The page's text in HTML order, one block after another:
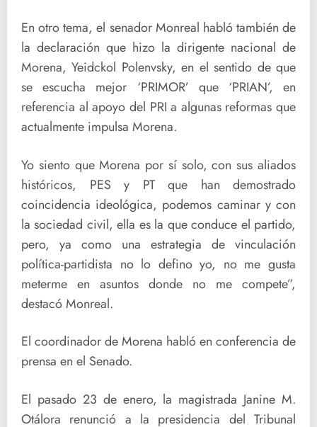
En otro tema, el senador Monreal habló también de
la declaración que hizo la dirigente nacional de
Morena, Yeidckol Polenvsky, en el sentido de que
se escucha mejor ‘PRIMOR’ que ‘PRIAN’, en
referencia al apoyo del PRI a algunas reformas que
actualmente impulsa Morena.
Yo siento que Morena por sí solo, con sus aliados
históricos, PES y PT que han demostrado
coincidencia ideológica, podemos caminar y con
la sociedad civil, ella es la que conduce el partido,
pero, ya como una estrategia de vinculación
política-partidista no lo defino yo, no me gusta
meterme en asuntos donde no me compete”,
destacó Monreal.
El coordinador de Morena habló en conferencia de
prensa en el Senado.
El pasado 23 de enero, la magistrada Janine M.
Otálora renunció a la presidencia del Tribunal